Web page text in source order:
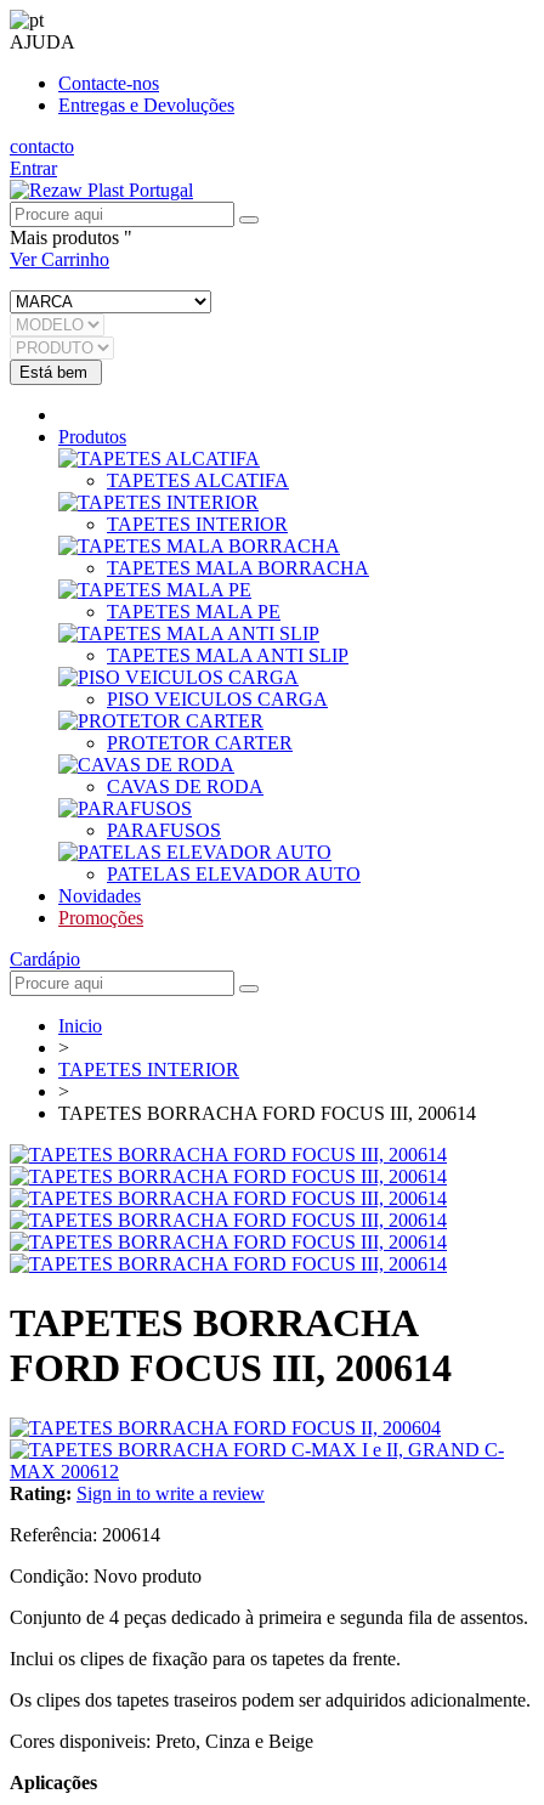
AJUDA
Contacte-nos
Entregas e Devoluções
contacto
Entrar
Mais produtos "
Ver Carrinho
Produtos
TAPETES ALCATIFA
TAPETES INTERIOR
TAPETES MALA BORRACHA
TAPETES MALA PE
TAPETES MALA ANTI SLIP
PISO VEICULOS CARGA
PROTETOR CARTER
CAVAS DE RODA
PARAFUSOS
PATELAS ELEVADOR AUTO
Novidades
Promoções
Cardápio
Inicio
>
TAPETES INTERIOR
>
TAPETES BORRACHA FORD FOCUS III, 200614
TAPETES BORRACHA
FORD FOCUS III, 200614
Rating: Sign in to write a review
Referência: 200614
Condição: Novo produto
Conjunto de 4 peças dedicado à primeira e segunda fila de assentos.
Inclui os clipes de fixação para os tapetes da frente.
Os clipes dos tapetes traseiros podem ser adquiridos adicionalmente.
Cores disponiveis: Preto, Cinza e Beige
Aplicações